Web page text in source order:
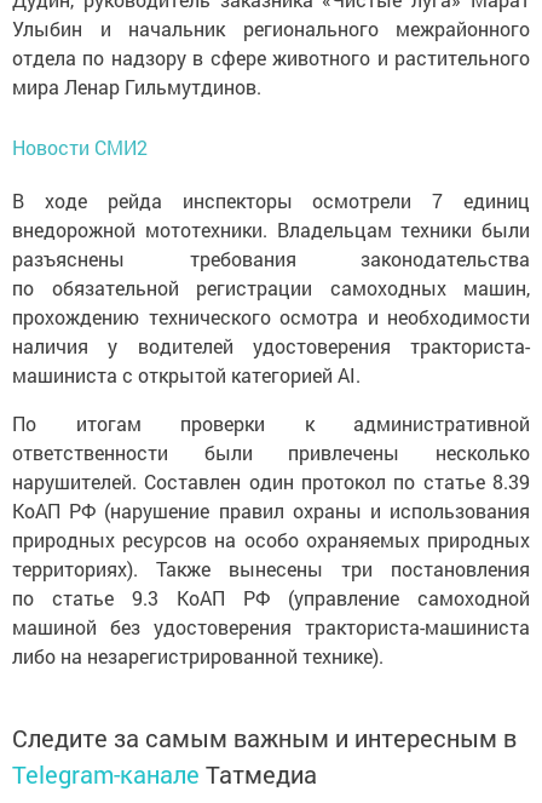
Улыбин и начальник регионального межрайонного
отдела по надзору в сфере животного и растительного
мира Ленар Гильмутдинов.
Новости СМИ2
В ходе рейда инспекторы осмотрели 7 единиц
внедорожной мототехники. Владельцам техники были
разъяснены требования законодательства
по обязательной регистрации самоходных машин,
прохождению технического осмотра и необходимости
наличия у водителей удостоверения тракториста-
машиниста с открытой категорией АI.
По итогам проверки к административной
ответственности были привлечены несколько
нарушителей. Составлен один протокол по статье 8.39
КоАП РФ (нарушение правил охраны и использования
природных ресурсов на особо охраняемых природных
территориях). Также вынесены три постановления
по статье 9.3 КоАП РФ (управление самоходной
машиной без удостоверения тракториста-машиниста
либо на незарегистрированной технике).
Следите за самым важным и интересным в
Telegram-канале Татмедиа